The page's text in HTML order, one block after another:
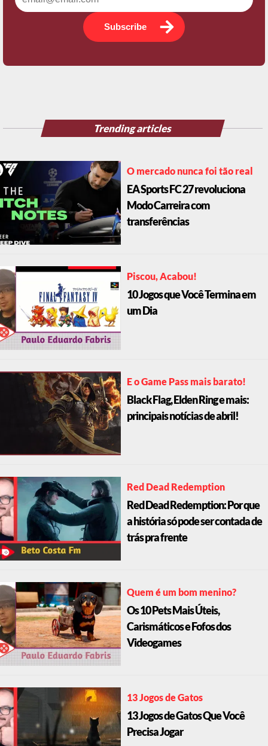
Subscribe
Trending articles
O mercado nunca foi tão real
EA Sports FC 27 revoluciona
Modo Carreira com
transferências
Piscou, Acabou!
10 Jogos que Você Termina em
um Dia
E o Game Pass mais barato!
Black Flag, Elden Ring e mais:
principais notícias de abril!
Red Dead Redemption
Red Dead Redemption: Por que
a história só pode ser contada de
trás pra frente
Quem é um bom menino?
Os 10 Pets Mais Úteis,
Carismáticos e Fofos dos
Videogames
13 Jogos de Gatos
13 Jogos de Gatos Que Você
Precisa Jogar